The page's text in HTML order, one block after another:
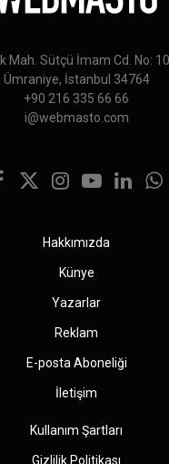
Mah. Sütçü İmam Cd. No:
Ümraniye, İstanbul 34764
+90 216 335 66 66
i@webmasto.com
X
Instagram
YouTubeLinkedIn
Hakkımızda
Künye
Yazarlar
Reklam
E-posta Aboneliği
İletişim
Kullanım Şartları
Gizlilik Politikası